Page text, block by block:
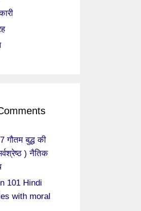
7 गौतम बुद्ध की
) नैतिक
101 Hindi
with moral